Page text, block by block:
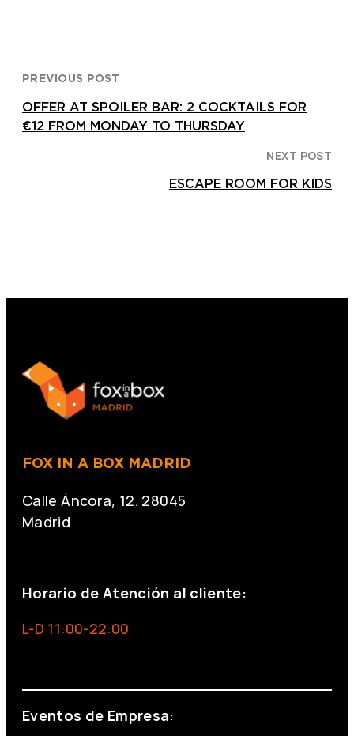
PREVIOUS POST
OFFER AT SPOILER BAR: 2 COCKTAILS FOR
€12 FROM MONDAY TO THURSDAY
NEXT POST
ESCAPE ROOM FOR KIDS
FOX IN A BOX MADRID
Calle Áncora, 12. 28045
Madrid
Horario de Atención al cliente:
L-D 11:00-22:00
Eventos de Empresa: